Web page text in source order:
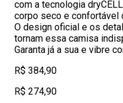
com a tecnologia
corpo seco e confortável
O design oficial e os
tornam essa camisa
Garanta já a sua e vibre
R$ 384,90
R$ 274,90